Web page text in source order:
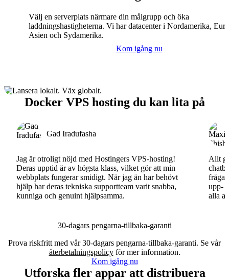
Välj en serverplats närmare din målgrupp och öka
laddningshastigheterna. Vi har datacenter i Nordamerika,
Asien och Sydamerika.
Kom igång nu
Docker VPS hosting du kan lita på
Gad Iradufasha
Jag är otroligt nöjd med Hostingers VPS-hosting!
Deras upptid är av högsta klass, vilket gör att min
webbplats fungerar smidigt. När jag än har behövt
hjälp har deras tekniska supportteam varit snabba,
kunniga och genuint hjälpsamma.
Allt
fråga.
upp-
alla
30-dagars pengarna-tillbaka-garanti
Prova riskfritt med vår 30-dagars pengarna-tillbaka-garanti. Se vår
återbetalningspolicyför mer information.
Kom igång nu
Utforska fler appar att distribuera